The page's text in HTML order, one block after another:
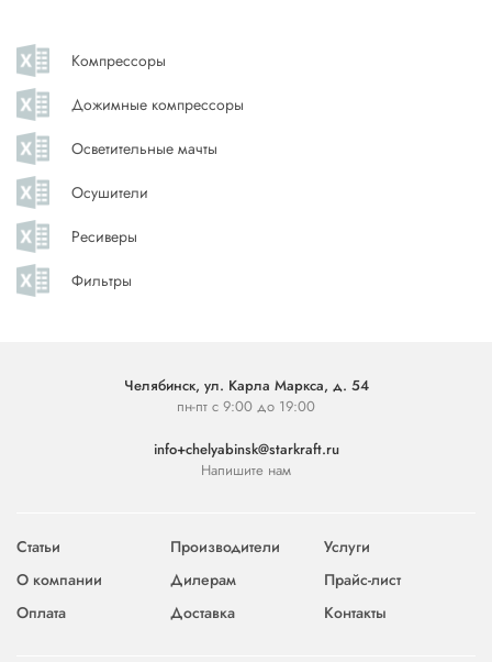
Компрессоры
Дожимные компрессоры
Осветительные мачты
Осушители
Ресиверы
Фильтры
Челябинск, ул. Карла Маркса, д. 54
пн-пт с 9:00 до 19:00
info+chelyabinsk@starkraft.ru
Напишите нам
Статьи Производители
Услуги
О компании
Дилерам
Прайс-лист
Оплата
Доставка Контакты